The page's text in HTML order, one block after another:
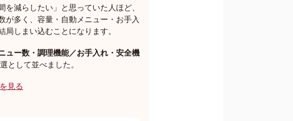
減らしたい」と思っていた人ほど、
が多く、容量・自動メニュー・お手入
しまい込むことになります。
ュー数・調理機能／お手入れ・安全機
として並べました。
見る